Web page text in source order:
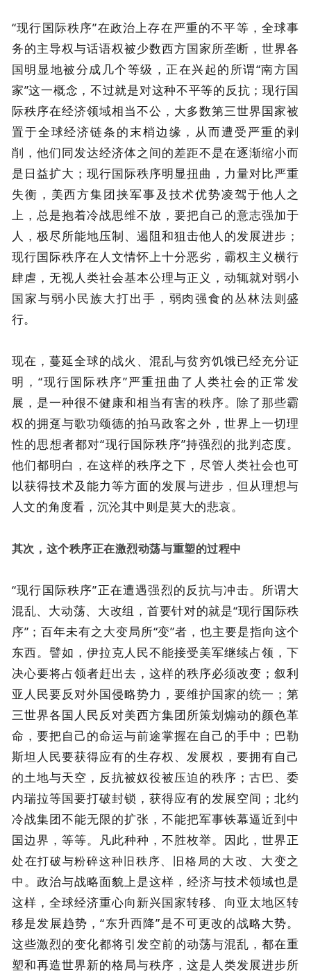
“现行国际秩序”在政治上存在严重的不平等，全球事
务的主导权与话语权被少数西方国家所垄断，世界各
国明显地被分成几个等级，正在兴起的所谓“南方国
家”这一概念，不过就是对这种不平等的反抗；现行国
际秩序在经济领域相当不公，大多数第三世界国家被
置于全球经济链条的末梢边缘，从而遭受严重的剥
削，他们同发达经济体之间的差距不是在逐渐缩小而
是日益扩大；现行国际秩序明显扭曲，力量对比严重
失衡，美西方集团挟军事及技术优势凌驾于他人之
上，总是抱着冷战思维不放，要把自己的意志强加于
人，极尽所能地压制、遏阻和狙击他人的发展进步；
现行国际秩序在人文情怀上十分恶劣，霸权主义横行
肆虐，无视人类社会基本公理与正义，动辄就对弱小
国家与弱小民族大打出手，弱肉强食的丛林法则盛
行。
现在，蔓延全球的战火、混乱与贫穷饥饿已经充分证
明，“现行国际秩序”严重扭曲了人类社会的正常发
展，是一种很不健康和相当有害的秩序。除了那些霸
权的拥趸与歌功颂德的拍马政客之外，世界上一切理
性的思想者都对“现行国际秩序”持强烈的批判态度。
他们都明白，在这样的秩序之下，尽管人类社会也可
以获得技术及能力等方面的发展与进步，但从理想与
人文的角度看，沉沦其中则是莫大的悲哀。
其次，这个秩序正在激烈动荡与重塑的过程中
“现行国际秩序”正在遭遇强烈的反抗与冲击。所谓大
混乱、大动荡、大改组，首要针对的就是“现行国际秩
序”；百年未有之大变局所“变”者，也主要是指向这个
东西。譬如，伊拉克人民不能接受美军继续占领，下
决心要将占领者赶出去，这样的秩序必须改变；叙利
亚人民要反对外国侵略势力，要维护国家的统一；第
三世界各国人民反对美西方集团所策划煽动的颜色革
命，要把自己的命运与前途掌握在自己的手中；巴勒
斯坦人民要获得应有的生存权、发展权，要拥有自己
的土地与天空，反抗被奴役被压迫的秩序；古巴、委
内瑞拉等国要打破封锁，获得应有的发展空间；北约
冷战集团不能无限的扩张，不能把军事铁幕逼近到中
国边界，等等。凡此种种，不胜枚举。因此，世界正
处在打破与粉碎这种旧秩序、旧格局的大改、大变之
中。政治与战略面貌上是这样，经济与技术领域也是
这样，全球经济重心向新兴国家转移、向亚太地区转
移是发展趋势，“东升西降”是不可更改的战略大势。
这些激烈的变化都将引发空前的动荡与混乱，都在重
塑和再造世界新的格局与秩序，这是人类发展进步所